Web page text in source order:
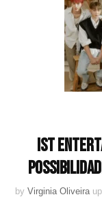
IST
by Virginia Oliveira